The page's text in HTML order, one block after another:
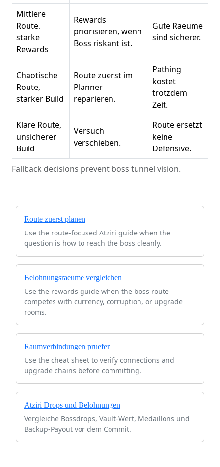
Fallback decisions prevent boss tunnel vision.
Mittlere
Route,
starke
Rewards
Rewards
priorisieren, wenn
Boss riskant ist.
Gute Raeume
sind sicherer.
Chaotische
Route,
starker Build
Route zuerst im
Planner
reparieren.
Pathing
kostet
trotzdem
Zeit.
Klare Route,
unsicherer
Build
Versuch
verschieben.
Route ersetzt
keine
Defensive.
Route zuerst planen
Use the route-focused Atziri guide when the
question is how to reach the boss cleanly.
Belohnungsraeume vergleichen
Use the rewards guide when the boss route
competes with currency, corruption, or upgrade
rooms.
Raumverbindungen pruefen
Use the cheat sheet to verify connections and
upgrade chains before committing.
Atziri Drops und Belohnungen
Vergleiche Bossdrops, Vault-Wert, Medaillons und
Backup-Payout vor dem Commit.